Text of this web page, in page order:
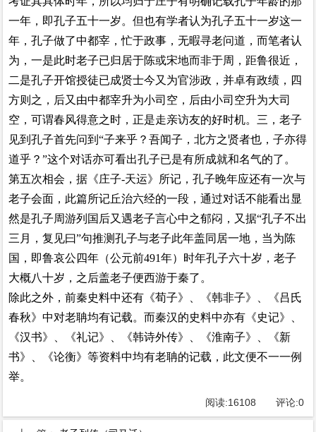
一年，即孔子五十一岁。但也有学者认为孔子五十一岁这一
年，孔子做了中都宰，忙于政事，无暇寻老问道，而笔者认
为，一是此时老子已归居于陈或宋地而非于周，距鲁很近，
二是孔子开馆授徒已成贤士今又为官涉政，并卓有政绩，四
方则之，后又由中都宰升为小司空，后由小司空升为大司
空，可谓春风得意之时，正是走亲访友的好时机。三，老子
见到孔子首先问到“子来乎？吾闻子，北方之贤者也，子亦得
道乎？”这个对话亦可看出孔子已是有所成就和名气的了。
第五次相会，据《庄子-天运》所记，孔子晚年应还有一次与
老子会面，此篇所记丘治六经的一段，通过对话不能看出显
然是孔子周游列国后又遇老子言心中之郁闷，又据“孔子不出
三月，复见曰”句推测孔子与老子此年盖同居一地，当为陈
国，即鲁哀公四年（公元前491年）时年孔子六十岁，老子
大概八十岁，之后盖老子便西游于秦了。
除此之外，前秦史料中还有《荀子》、《韩非子》、《吕氏
春秋》中对老聃均有记载。而秦汉的史料中亦有《史记》、
《汉书》、《礼记》、《韩诗外传》、《淮南子》、《新
书》、《论衡》等资料中均有老聃的记载，此文便不一一例
举。
阅读:16108 评论:0